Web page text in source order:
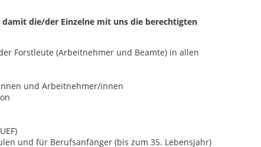
die/der Einzelne mit uns die berechtigten
Forstleute (Arbeitnehmer und Beamte) in allen
und Arbeitnehmer/innen
und für Berufsanfänger (bis zum 35. Lebensjahr)